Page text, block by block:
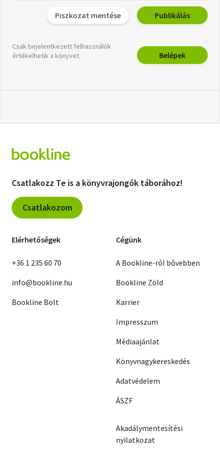
Piszkozat mentése Publikálás
Csak bejelentkezett felhasználók
értékelhetik a könyvet.
Belépek
Csatlakozz Te is a könyvrajongók táborához!
Csatlakozom
Elérhetőségek
+36 1 235 60 70
info@bookline.hu
Bookline Bolt
Cégünk
A Bookline-ról bővebben
Bookline Zöld
Karrier
Impresszum
Médiaajánlat
Könyvnagykereskedés
Adatvédelem
ÁSZF
Akadálymentesítési
nyilatkozat